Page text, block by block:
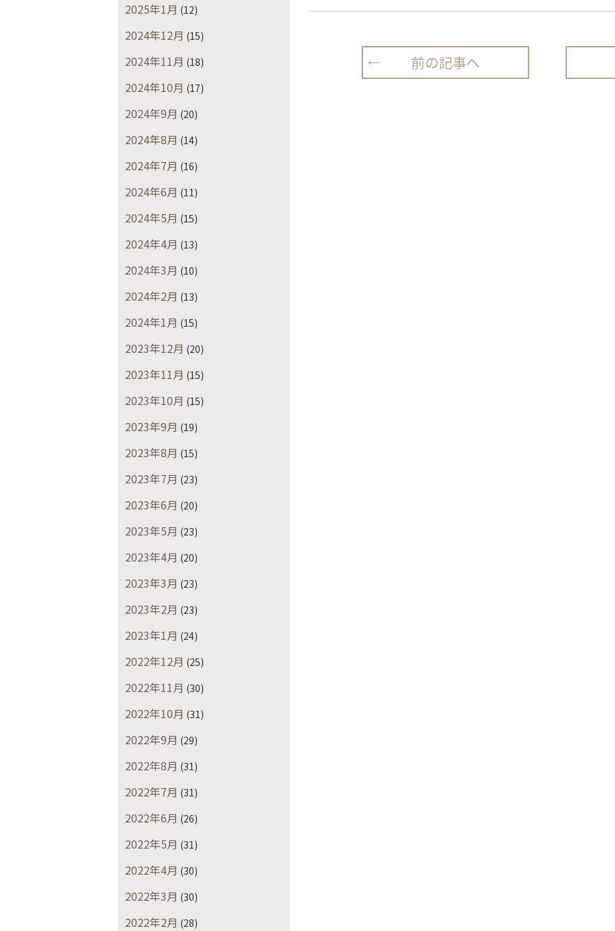
2025年1月 (12)
2024年12月 (15)
2024年11月 (18)
2024年10月 (17)
2024年9月 (20)
2024年8月 (14)
2024年7月 (16)
2024年6月 (11)
2024年5月 (15)
2024年4月 (13)
2024年3月 (10)
2024年2月 (13)
2024年1月 (15)
2023年12月 (20)
2023年11月 (15)
2023年10月 (15)
2023年9月 (19)
2023年8月 (15)
2023年7月 (23)
2023年6月 (20)
2023年5月 (23)
2023年4月 (20)
2023年3月 (23)
2023年2月 (23)
2023年1月 (24)
2022年12月 (25)
2022年11月 (30)
2022年10月 (31)
2022年9月 (29)
2022年8月 (31)
2022年7月 (31)
2022年6月 (26)
2022年5月 (31)
2022年4月 (30)
2022年3月 (30)
2022年2月 (28)
前の記事へ